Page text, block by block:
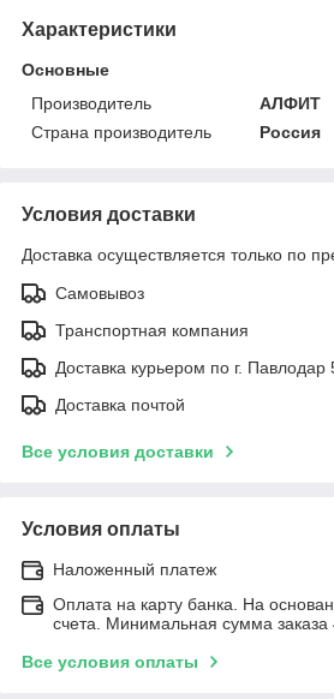
Характеристики
Основные
Производитель
АЛФИТ
Страна производитель
Россия
Условия доставки
Доставка осуществляется только по
Самовывоз
Транспортная компания
Доставка курьером по г. Павлодар
Доставка почтой
Все условия доставки
Условия оплаты
Наложенный платеж
Оплата на карту банка. На
счета. Минимальная сумма заказа
Все условия оплаты